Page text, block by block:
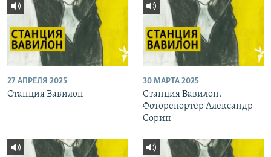
27 АПРЕЛЯ 2025
Станция Вавилон
30 МАРТА 2025
Станция Вавилон.
Фоторепортёр Александр
Сорин